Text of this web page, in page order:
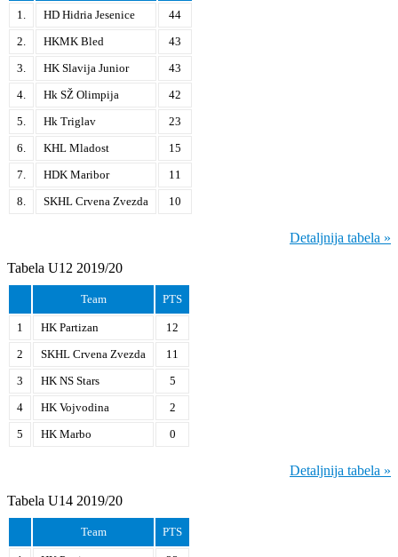
1. HD Hidria Jesenice
44
2.
HKMK Bled
43
3.
HK Slavija Junior
43
4.
Hk SŽ Olimpija
42
5.
Hk Triglav
23
6.
KHL Mladost
15
7.
HDK Maribor
11
8.
SKHL Crvena Zvezda 10
Detaljnija tabela »
Tabela U12 2019/20
Team PTS
1 HK Partizan
12
2
SKHL Crvena Zvezda
11
3
HK NS Stars
5
4
HK Vojvodina
2
5
HK Marbo 0
Detaljnija tabela »
Tabela U14 2019/20
Team PTS